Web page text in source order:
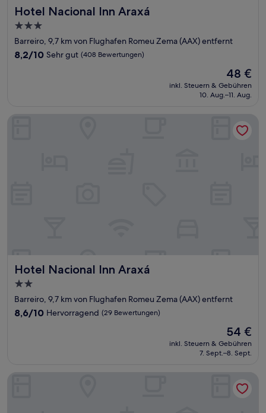
Hotel Nacional Inn Araxá
Hotel Nacional Inn Araxá
3.0-
Sterne-
Unterkunft
Barreiro, 9,7 km von Flughafen Romeu Zema (AAX) entfernt
8.2
Bewertungen)
8,2/10 Sehr gut (408 Bewertungen)
Der
Preis
beträgt
48 €
inkl. Steuern & Gebühren
10. Aug.–11. Aug.
Hotel Nacional Inn Araxá
Hotel Nacional Inn Araxá
2.0-
Sterne-
Unterkunft
Barreiro, 9,7 km von Flughafen Romeu Zema (AAX) entfernt
8.6
8,6/10 Hervorragend (29 Bewertungen)
Der
Preis
beträgt
54 €
inkl. Steuern & Gebühren
7. Sept.–8. Sept.
Hotel Nacional Inn Araxá